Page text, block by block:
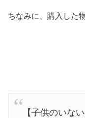
ちなみに、購入した
【子供のいな